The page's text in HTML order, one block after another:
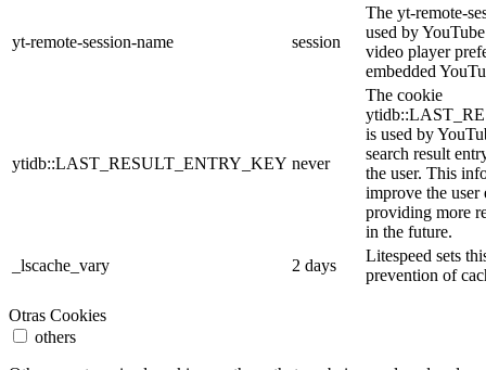
yt-remote-session-name session
The yt-remote-
used by
video player
embedded
ytidb::LAST_RESULT_ENTRY_KEY never
The cookie
is used by
search result
the user. This
improve the user
providing more
in the future.
_lscache_vary
2 days
Litespeed sets
prevention of
Otras Cookies
others